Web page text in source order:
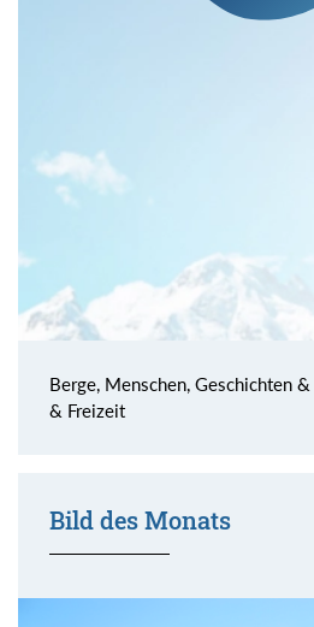
Berge, Menschen, Geschichten
& Freizeit
Bild des Monats